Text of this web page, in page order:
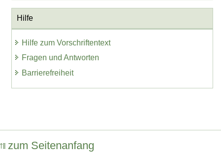
Hilfe
Hilfe zum Vorschriftentext
Fragen und Antworten
Barrierefreiheit
zum Seitenanfang